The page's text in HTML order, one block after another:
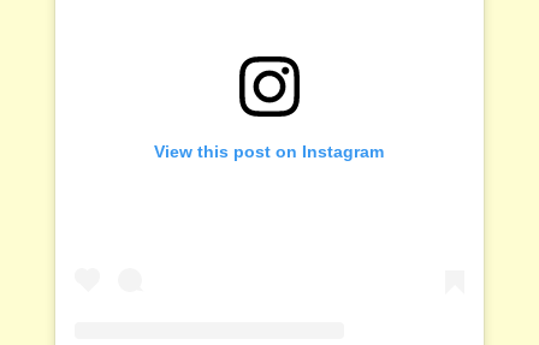
View this post on Instagram